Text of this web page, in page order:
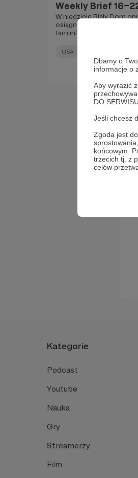
Dbamy o
informacje o
Aby wyrazić
DO SERWISU.
Jeśli chcesz
Zgoda jest
końcowym.
trzecich tj. z
celów
Weekly Brief
W niedzielę Biały Dom
osiągnięć wizyty Donalda
tam informacji, które nie
obowiązku, przyjrzyjmy
USA
Kategorie
Podcast
Youtube
Nauka
Gry
Streamerzy
Film